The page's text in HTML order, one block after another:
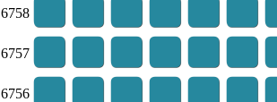
6758
6757
6756